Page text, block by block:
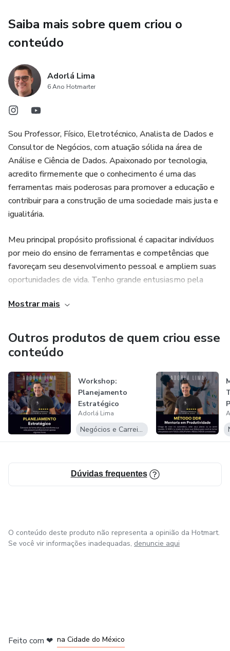
Saiba mais sobre quem criou o
conteúdo
Adorlá Lima
6 Ano Hotmarter
Sou Professor, Físico, Eletrotécnico, Analista de Dados e
Consultor de Negócios, com atuação sólida na área de
Análise e Ciência de Dados. Apaixonado por tecnologia,
acredito firmemente que o conhecimento é uma das
ferramentas mais poderosas para promover a educação e
contribuir para a construção de uma sociedade mais justa e
igualitária.
Meu principal propósito profissional é capacitar indivíduos
por meio do ensino de ferramentas e competências que
favoreçam seu desenvolvimento pessoal e ampliem suas
oportunidades de vida. Tenho grande entusiasmo pela
contribuí para a formação de centenas de Técnicos. Ensinar
apesar da responsabilidade envolvida.
Estou comprometido em gerar conteúdos relevantes e
transformadores, com a certeza de que agregarão valor ao
conhecimento de todos os envolvidos.
Mostrar mais
Outros produtos de quem criou esse
conteúdo
Workshop:
Planejamento
Estratégico
Adorlá Lima
Negócios e Carreira
Dúvidas frequentes
O conteúdo deste produto não representa a opinião da Hotmart.
Se você vir informações inadequadas, denuncie aqui
Feito com ❤ na Cidade do México